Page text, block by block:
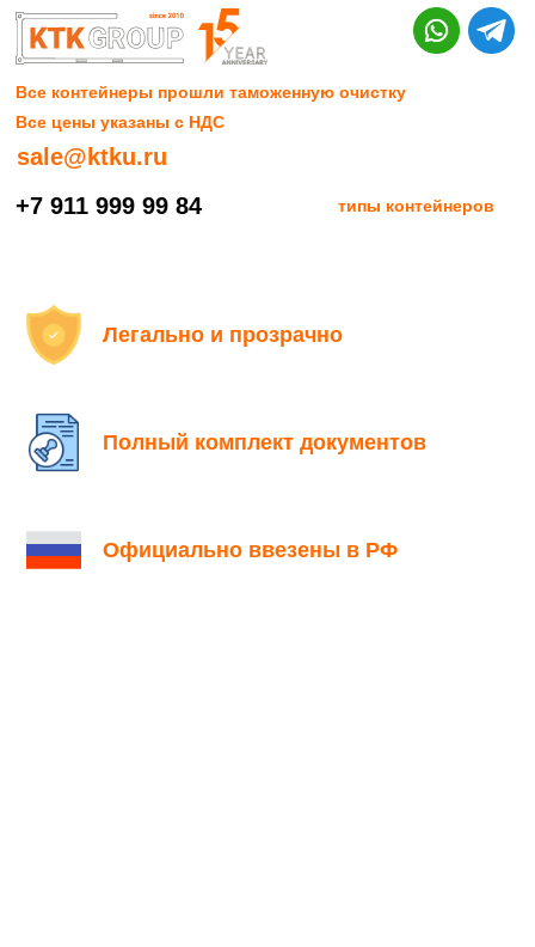
+7 911 999 99 84
sale@ktku.ru
Все контейнеры прошли таможенную очистку
Все цены указаны с НДС
Легально и прозрачно
Полный комплект документов
Официально ввезены в РФ